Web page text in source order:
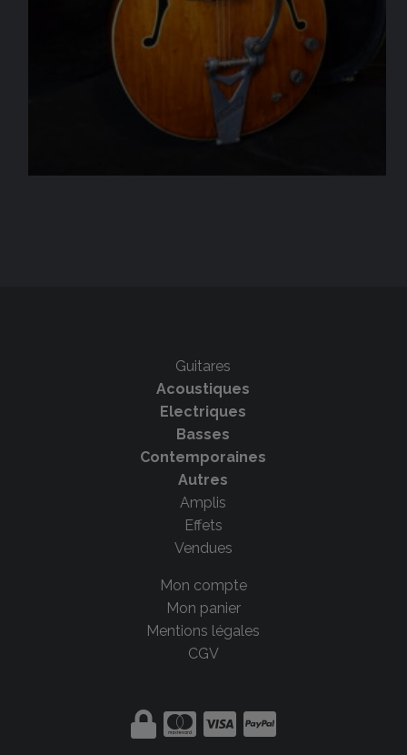
Guitares
Acoustiques
Electriques
Basses
Contemporaines
Autres
Amplis
Effets
Vendues
Mon compte
Mon panier
Mentions légales
CGV